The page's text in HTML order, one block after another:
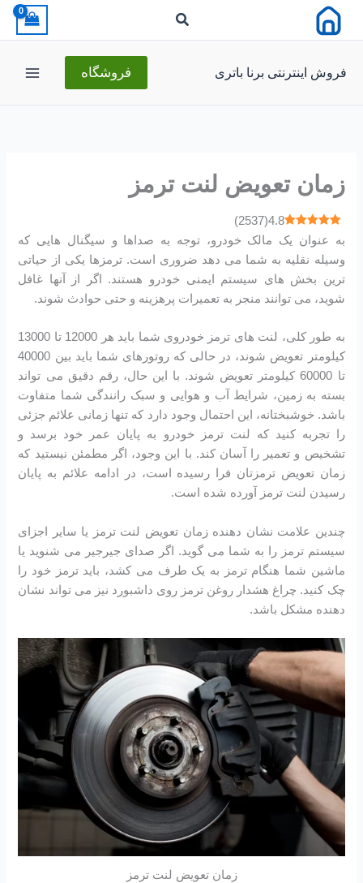
اینترنتی برنا باتری فروشگاه
زمان تعویض لنت ترمز
4.8
(
2537
)
به عنوان یک مالک خودرو، توجه به صداها و سیگنال هایی که
وسیله نقلیه به شما می دهد ضروری است. ترمزها یکی از حیاتی
ترین بخش های سیستم ایمنی خودرو هستند. اگر از آنها غافل
شوید، می توانند منجر به تعمیرات پرهزینه و حتی حوادث شوند.
به طور کلی، لنت های ترمز خودروی شما باید هر 12000 تا 13000
کیلومتر تعویض شوند، در حالی که روتورهای شما باید بین 40000
تا 60000 کیلومتر تعویض شوند. با این حال، رقم دقیق می تواند
بسته به زمین، شرایط آب و هوایی و سبک رانندگی شما متفاوت
باشد. خوشبختانه، این احتمال وجود دارد که تنها زمانی علائم جزئی
را تجربه کنید که لنت ترمز خودرو به پایان عمر خود برسد و
تشخیص و تعمیر را آسان کند. با این وجود، اگر مطمئن نیستید که
زمان تعویض ترمزتان فرا رسیده است، در ادامه علائم به پایان
رسیدن لنت ترمز آورده شده است.
چندین علامت نشان دهنده زمان تعویض لنت ترمز یا سایر اجزای
سیستم ترمز را به شما می گوید. اگر صدای جیرجیر می شنوید یا
ماشین شما هنگام ترمز به یک طرف می کشد، باید ترمز خود را
چک کنید. چراغ هشدار روغن ترمز روی داشبورد نیز می تواند نشان
دهنده مشکل باشد.
زمان تعویض لنت ترمز